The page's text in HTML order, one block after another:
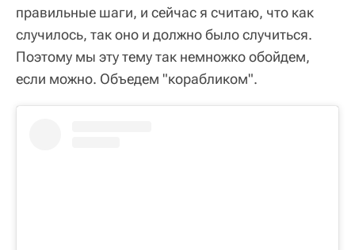
правильные шаги, и сейчас я считаю, что как
случилось, так оно и должно было случиться.
Поэтому мы эту тему так немножко обойдем,
если можно. Объедем "корабликом".